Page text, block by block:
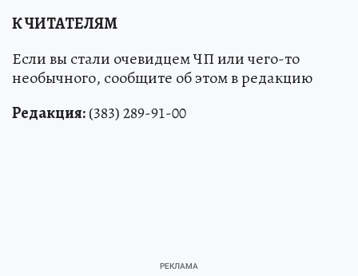
К ЧИТАТЕЛЯМ
Если вы стали очевидцем ЧП или чего-то
необычного, сообщите об этом в редакцию
Редакция:(383) 289-91-00